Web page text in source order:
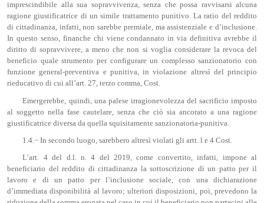
imprescindibile alla sua sopravvivenza, senza che possa ravvisarsi alcuna
ragione giustificatrice di un simile trattamento punitivo. La ratio del reddito
di cittadinanza, infatti, non sarebbe premiale, ma assistenziale e d’inclusione.
In questo senso, finanche chi viene condannato in via definitiva avrebbe il
diritto di sopravvivere, a meno che non si voglia considerare la revoca del
beneficio quale strumento per configurare un complesso sanzionatorio con
funzione general-preventiva e punitiva, in violazione altresì del principio
rieducativo di cui all’art. 27, terzo comma, Cost.
Emergerebbe, quindi, una palese irragionevolezza del sacrificio imposto
al soggetto nella fase cautelare, senza che ciò sia ancorato a una ragione
giustificatrice diversa da quella squisitamente sanzionatoria-punitiva.
1.4.− In secondo luogo, sarebbero altresì violati gli artt. l e 4 Cost.
L’art. 4 del d.l. n. 4 del 2019, come convertito, infatti, impone al
beneficiario del reddito di cittadinanza la sottoscrizione di un patto per il
lavoro e di un patto per l’inclusione sociale, con una dichiarazione
d’immediata disponibilità al lavoro; ulteriori disposizioni, poi, prevedono la